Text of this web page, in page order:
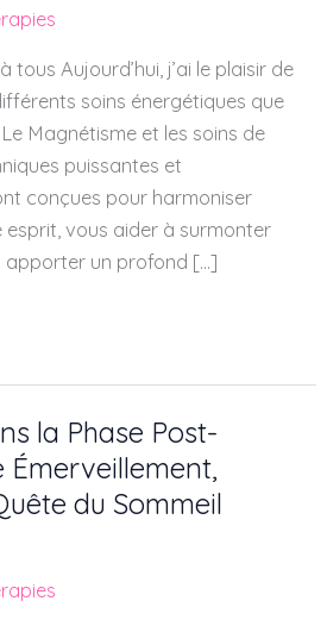
Aujourd’hui, j’ai le plaisir de
soins énergétiques que
Magnétisme et les soins de
puissantes et
conçues pour harmoniser
vous aider à surmonter
apporter un profond […]
la Phase Post-
Émerveillement,
du Sommeil